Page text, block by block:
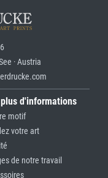
· Austria
d'informations
motif
votre art
de notre travail